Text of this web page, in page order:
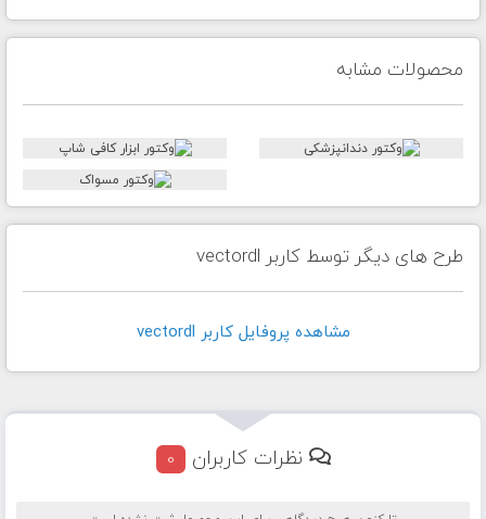
محصولات مشابه
طرح های دیگر توسط کاربر vectordl
مشاهده پروفايل کاربر vectordl
نظرات کاربران 0